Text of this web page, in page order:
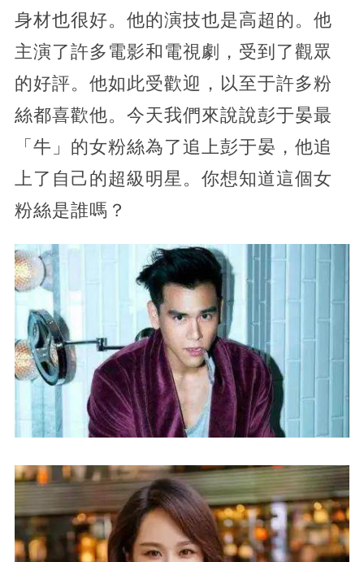
身材也很好。他的演技也是高超的。他
主演了許多電影和電視劇，受到了觀眾
的好評。他如此受歡迎，以至于許多粉
絲都喜歡他。今天我們來說說彭于晏最
「牛」的女粉絲為了追上彭于晏，他追
上了自己的超級明星。你想知道這個女
粉絲是誰嗎？